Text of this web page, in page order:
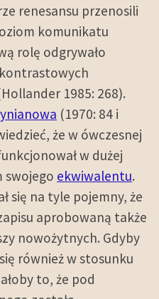
renesansu przenosili
komunikatu
rolę odgrywało
1985: 268).
(1970: 84 i
że w ówczesnej
w dużej
swojego ekwiwalentu.
się na tyle pojemny, że
aprobowaną także
nowożytnych. Gdyby
również w stosunku
to, że pod